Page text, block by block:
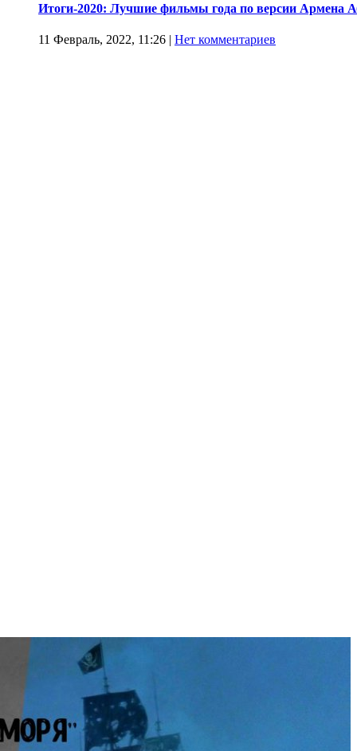
Итоги-2020: Лучшие фильмы года по версии Армена
11 Февраль, 2022, 11:26 | Нет комментариев